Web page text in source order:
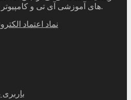
های آموزشی آی تی و کامپیوتر شروع به فعالیت کرده است.